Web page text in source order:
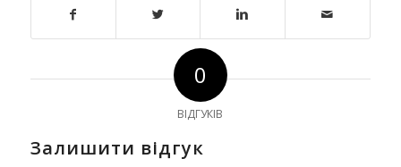
0
ВІДГУКІВ
Залишити відгук